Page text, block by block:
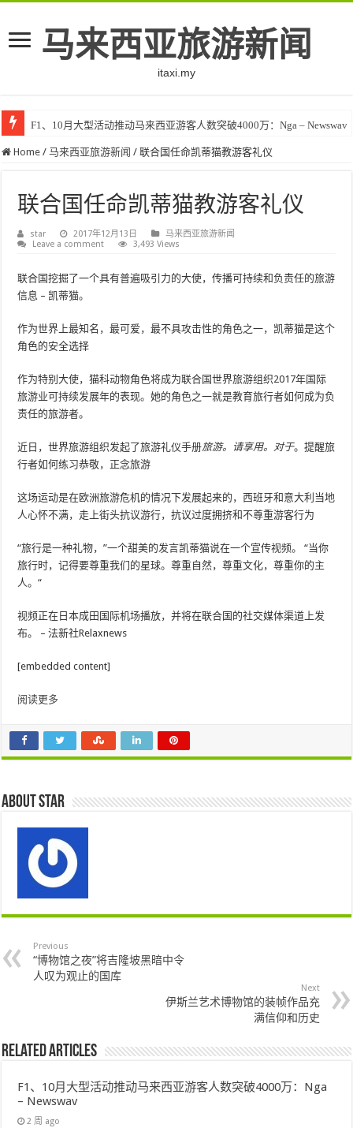
马来西亚旅游新闻
itaxi.my
F1、10月大型活动推动马来西亚游客人数突破4000万：Nga – Newswav
Home / 马来西亚旅游新闻 / 联合国任命凯蒂猫教游客礼仪
联合国任命凯蒂猫教游客礼仪
star 2017年12月13日
马来西亚旅游新闻
Leave a comment
3,493 Views
联合国挖掘了一个具有普遍吸引力的大使，传播可持续和负责任的旅游
信息 – 凯蒂猫。
作为世界上最知名，最可爱，最不具攻击性的角色之一，凯蒂猫是这个
角色的安全选择
作为特别大使，猫科动物角色将成为联合国世界旅游组织2017年国际
旅游业可持续发展年的表现。她的角色之一就是教育旅行者如何成为负
责任的旅游者。
近日，世界旅游组织发起了旅游礼仪手册旅游。请享用。对于。提醒旅
行者如何练习恭敬，正念旅游
这场运动是在欧洲旅游危机的情况下发展起来的，西班牙和意大利当地
人心怀不满，走上街头抗议游行，抗议过度拥挤和不尊重游客行为
“旅行是一种礼物，”一个甜美的发言凯蒂猫说在一个宣传视频。 “当你
旅行时，记得要尊重我们的星球。尊重自然，尊重文化，尊重你的主
人。“
视频正在日本成田国际机场播放，并将在联合国的社交媒体渠道上发
布。 – 法新社Relaxnews
[embedded content]
阅读更多
About star
Previous
“博物馆之夜”将吉隆坡黑暗中令
人叹为观止的国库
Next
伊斯兰艺术博物馆的装帧作品充
满信仰和历史
Related Articles
F1、10月大型活动推动马来西亚游客人数突破4000万：Nga
– Newswav
2 周 ago